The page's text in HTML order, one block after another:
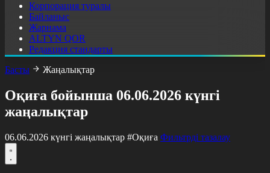
Корпорация туралы
Байланыс
Жарнама
ALTYN QOR
Редакция стандарты
Басты
Жаңалықтар
Оқиға бойынша 06.06.2026 күнгі
жаңалықтар
06.06.2026 күнгі жаңалықтар #Оқиға Фильтрді тазалау